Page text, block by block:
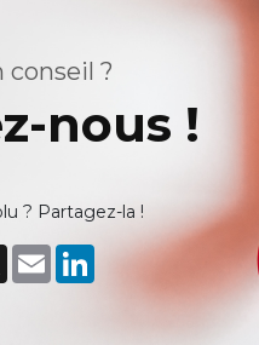
conseil ?
nous !
? Partagez-la !
X Email LinkedIn